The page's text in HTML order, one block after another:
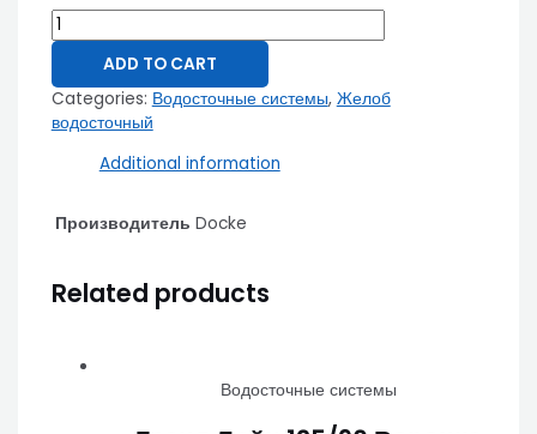
ADD TO CART
Categories: Водосточные системы, Желоб
водосточный
Additional information
Производитель Docke
Related products
Водосточные системы